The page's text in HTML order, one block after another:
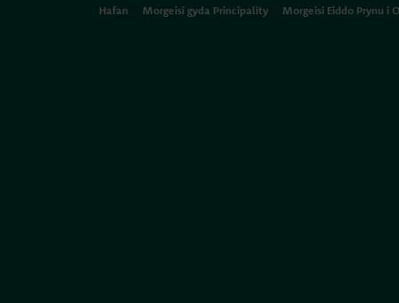
Hafan Morgeisi gyda Principality Morgeisi Eiddo Prynu i